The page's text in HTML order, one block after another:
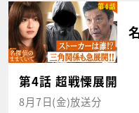
第4話 超戦慄展開
8月7日(金)放送分